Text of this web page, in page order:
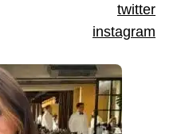
twitter
instagram